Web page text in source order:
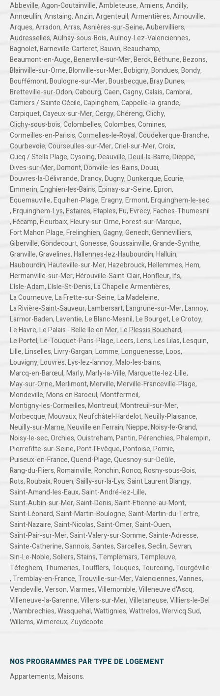
Abbeville,Agon-Coutainville,Ambleteuse,Amiens,Andilly,
Annœullin,Anstaing,Anzin,Argenteuil,Armentières,Arnouville,
Arques,Arradon,Arras,Asnières-sur-Seine,Aubervilliers,
Audresselles,Aulnay-sous-Bois,Aulnoy-Lez-Valenciennes,
Bagnolet,Barneville-Carteret,Bauvin,Beauchamp,
Beaumont-en-Auge,Benerville-sur-Mer,Berck,Béthune,Bezons,
Blainville-sur-Orne,Blonville-sur-Mer,Bobigny,Bondues,Bondy,
Bouffémont,Boulogne-sur-Mer,Bousbecque,Bray Dunes,
Bretteville-sur-Odon,Cabourg,Caen,Cagny,Calais,Cambrai,
Camiers / Sainte Cécile,Capinghem,Cappelle-la-grande,
Carpiquet,Cayeux-sur-Mer,Cergy,Chéreng,Clichy,
Clichy-sous-bois,Colombelles,Colombes,Comines,
Cormeilles-en-Parisis,Cormelles-le-Royal,Coudekerque-Branche,
Courbevoie,Courseulles-sur-Mer,Criel-sur-Mer,Croix,
Cucq / Stella Plage,Cysoing,Deauville,Deuil-la-Barre,Dieppe,
Dives-sur-Mer,Domont,Donville-les-Bains,Douai,
Douvres-la-Délivrande,Drancy,Dugny,Dunkerque,Ecurie,
Emmerin,Enghien-les-Bains,Epinay-sur-Seine,Epron,
Equemauville,Equihen-Plage,Eragny,Ermont,Erquinghem-le-sec
,Erquinghem-Lys,Estaires,Etaples,Eu,Evrecy,Faches-Thumesnil
,Fécamp,Fleurbaix,Fleury-sur-Orne,Forest-sur-Marque,
Fort Mahon Plage,Frelinghien,Gagny,Genech,Gennevilliers,
Giberville,Gondecourt,Gonesse,Goussainville,Grande-Synthe,
Granville,Gravelines,Hallennes-lez-Haubourdin,Halluin,
Haubourdin,Hauteville-sur-Mer,Hazebrouck,Hellemmes,Hem,
Hermanville-sur-Mer,Hérouville-Saint-Clair,Honfleur,Ifs,
L'Isle-Adam,L'Isle-St-Denis,La Chapelle Armentières,
La Courneuve,La Frette-sur-Seine,La Madeleine,
La Rivière-Saint-Sauveur,Lambersart,Langrune-sur-Mer,Lannoy,
Larmor-Baden,Laventie,Le Blanc-Mesnil,Le Bourget,Le Crotoy,
Le Havre,Le Palais - Belle Ile en Mer,Le Plessis Bouchard,
Le Portel,Le-Touquet-Paris-Plage,Leers,Lens,Les Lilas,Lesquin,
Lille,Linselles,Livry-Gargan,Lomme,Longuenesse,Loos,
Louvigny,Louvres,Lys-lez-lannoy,Malo-les-bains,
Marcq-en-Barœul,Marly,Marly-la-Ville,Marquette-lez-Lille,
May-sur-Orne,Merlimont,Merville,Merville-Franceville-Plage,
Mondeville,Mons en Baroeul,Montfermeil,
Montigny-les-Cormeilles,Montreuil,Montreuil-sur-Mer,
Morbecque,Mouvaux,Neufchâtel-Hardelot,Neuilly-Plaisance,
Neuilly-sur-Marne,Neuville en Ferrain,Nieppe,Noisy-le-Grand,
Noisy-le-sec,Orchies,Ouistreham,Pantin,Pérenchies,Phalempin,
Pierrefitte-sur-Seine,Pont-l'Evêque,Pontoise,Pornic,
Puiseux-en-France,Quend-Plage,Quesnoy-sur-Deûle,
Rang-du-Fliers,Romainville,Ronchin,Roncq,Rosny-sous-Bois,
Rots,Roubaix,Rouen,Sailly-sur-la-Lys,Saint Laurent Blangy,
Saint-Amand-les-Eaux,Saint-André-lez-Lille,
Saint-Aubin-sur-Mer,Saint-Denis,Saint-Etienne-au-Mont,
Saint-Léonard,Saint-Martin-Boulogne,Saint-Martin-du-Tertre,
Saint-Nazaire,Saint-Nicolas,Saint-Omer,Saint-Ouen,
Saint-Pair-sur-Mer,Saint-Valery-sur-Somme,Sainte-Adresse,
Sainte-Catherine,Sannois,Santes,Sarcelles,Seclin,Sevran,
Sin-Le-Noble,Soliers,Stains,Templemars,Templeuve,
Téteghem,Thumeries,Toufflers,Touques,Tourcoing,Tourgéville
,Tremblay-en-France,Trouville-sur-Mer,Valenciennes,Vannes,
Vendeville,Verson,Viarmes,Villemomble,Villeneuve d'Ascq,
Villeneuve-la-Garenne,Villers-sur-Mer,Villetaneuse,Villiers-le-Bel
,Wambrechies,Wasquehal,Wattignies,Wattrelos,Wervicq Sud,
Willems,Wimereux, Zuydcoote.
NOS PROGRAMMES PAR TYPE DE LOGEMENT
Appartements,Maisons.